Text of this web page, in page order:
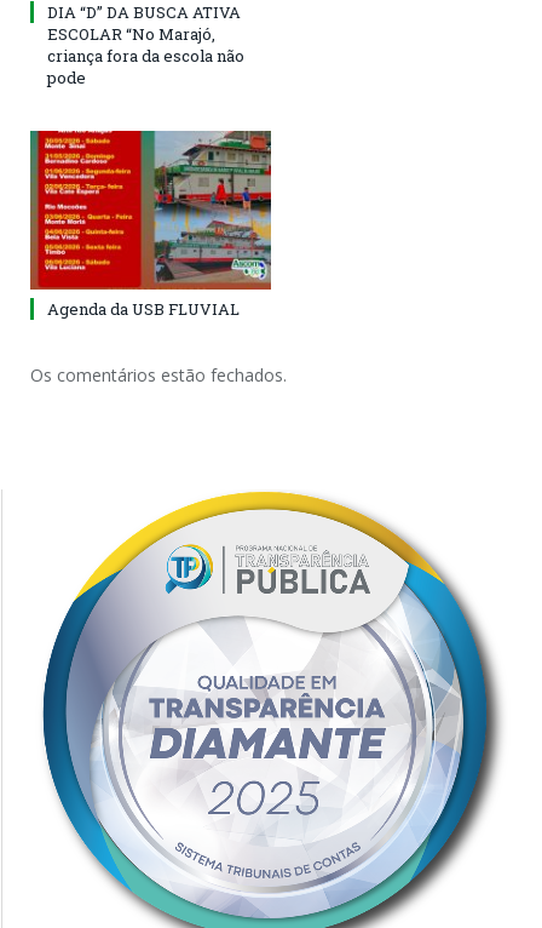
DIA “D” DA BUSCA ATIVA
ESCOLAR “No Marajó,
criança fora da escola não
pode
Agenda da USB FLUVIAL
Os comentários estão fechados.